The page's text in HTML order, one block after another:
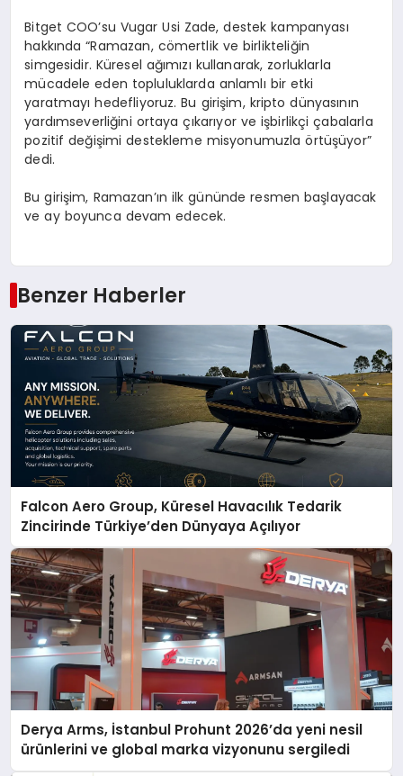
Bitget COO’su Vugar Usi Zade, destek kampanyası
hakkında “Ramazan, cömertlik ve birlikteliğin
simgesidir. Küresel ağımızı kullanarak, zorluklarla
mücadele eden topluluklarda anlamlı bir etki
yaratmayı hedefliyoruz. Bu girişim, kripto dünyasının
yardımseverliğini ortaya çıkarıyor ve işbirlikçi çabalarla
pozitif değişimi destekleme misyonumuzla örtüşüyor”
dedi.
Bu girişim, Ramazan’ın ilk gününde resmen başlayacak
ve ay boyunca devam edecek.
Benzer Haberler
Falcon Aero Group, Küresel Havacılık Tedarik
Zincirinde Türkiye’den Dünyaya Açılıyor
Derya Arms, İstanbul Prohunt 2026’da yeni nesil
ürünlerini ve global marka vizyonunu sergiledi